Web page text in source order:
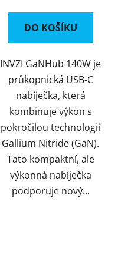
DO KOŠÍKU
INVZI GaNHub 140W je
průkopnická USB-C
nabíječka, která
kombinuje výkon s
pokročilou technologií
Gallium Nitride (GaN).
Tato kompaktní, ale
výkonná nabíječka
podporuje nový...